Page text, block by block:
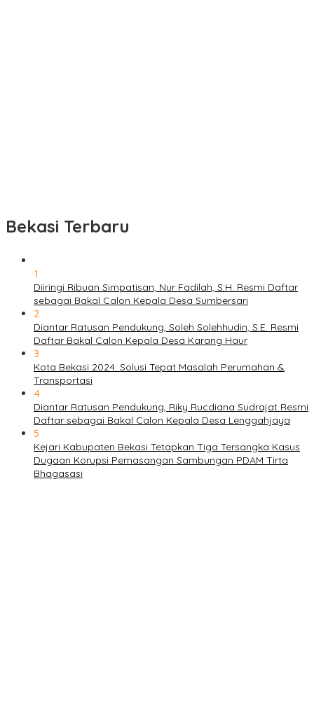
Bekasi Terbaru
1
Diiringi Ribuan Simpatisan, Nur Fadilah, S.H. Resmi Daftar
sebagai Bakal Calon Kepala Desa Sumbersari
2
Diantar Ratusan Pendukung, Soleh Solehhudin, S.E. Resmi
Daftar Bakal Calon Kepala Desa Karang Haur
3
Kota Bekasi 2024: Solusi Tepat Masalah Perumahan &
Transportasi
4
Diantar Ratusan Pendukung, Riky Rucdiana Sudrajat Resmi
Daftar sebagai Bakal Calon Kepala Desa Lenggahjaya
5
Kejari Kabupaten Bekasi Tetapkan Tiga Tersangka Kasus
Dugaan Korupsi Pemasangan Sambungan PDAM Tirta
Bhagasasi